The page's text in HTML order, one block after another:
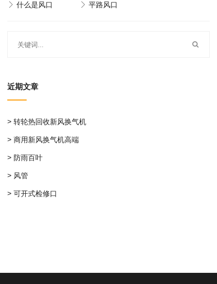
什么是风口
平路风口
近期文章
> 转轮热回收新风换气机
> 商用新风换气机高端
> 防雨百叶
> 风管
> 可开式检修口